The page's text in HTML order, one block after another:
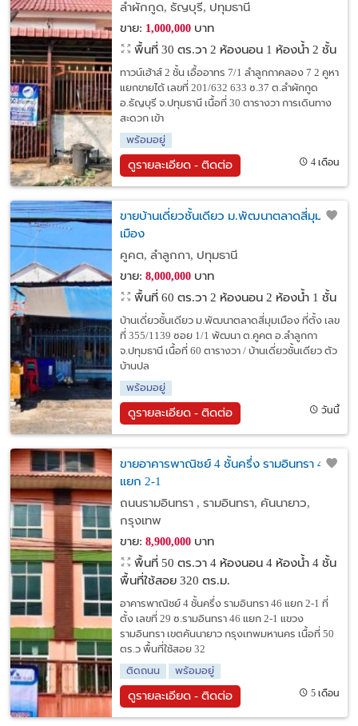
ลำผักกูด, ธัญบุรี, ปทุมธานี
ขาย: 1,000,000บาท
พื้นที่ 30 ตร.วา 2 ห้องนอน 1 ห้องน้ำ 2 ชั้น
ทาวน์เฮ้าส์ 2 ชั้น เอื้ออาทร 7/1 ลำลูกกาคลอง 7 2 คูหา
แยกขายได้ เลขที่ 201/632 633 ซ.37 ต.ลำผักกูด
อ.ธัญบุรี จ.ปทุมธานี เนื้อที่ 30 ตารางวา การเดินทาง
สะดวก เข้า
พร้อมอยู่
ดูรายละเอียด - ติดต่อ 4 เดือน
ขายบ้านเดี่ยวชั้นเดียว ม.พัฒนาตลาดสี่มุม
เมือง
คูคต, ลำลูกกา, ปทุมธานี
ขาย: 8,000,000บาท
พื้นที่ 60 ตร.วา 2 ห้องนอน 2 ห้องน้ำ 1 ชั้น
บ้านเดี่ยวชั้นเดียว ม.พัฒนาตลาดสี่มุมเมือง ที่ตั้ง เลข
ที่ 355/1139 ซอย 1/1 พัฒนา ต.คูคต อ.ลำลูกกา
จ.ปทุมธานี เนื้อที่ 60 ตารางวา / บ้านเดี่ยวชั้นเดียว ตัว
บ้านปล
พร้อมอยู่
ดูรายละเอียด - ติดต่อ วันนี้
ขายอาคารพาณิชย์ 4 ชั้นครึ่ง รามอินทรา 46
แยก 2-1
ถนนรามอินทรา , รามอินทรา, คันนายาว,
กรุงเทพ
ขาย: 8,900,000บาท
พื้นที่ 50 ตร.วา 4 ห้องนอน 4 ห้องน้ำ 4 ชั้น
พื้นที่ใช้สอย 320 ตร.ม.
อาคารพาณิชย์ 4 ชั้นครึ่ง รามอินทรา 46 แยก 2-1 ที่
ตั้ง เลขที่ 29 ซ.รามอินทรา 46 แยก 2-1 แขวง
รามอินทรา เขตคันนายาว กรุงเทพมหานคร เนื้อที่ 50
ตร.ว พื้นที่ใช้สอย 32
ติดถนน
พร้อมอยู่
ดูรายละเอียด - ติดต่อ 5 เดือน